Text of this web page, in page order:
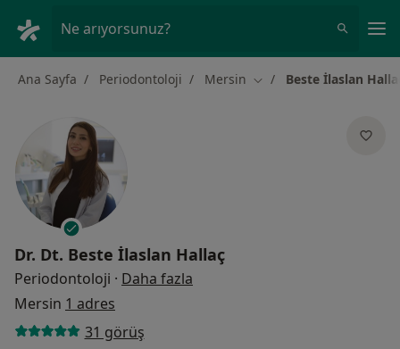
Ne arıyorsunuz?
Ana Sayfa Periodontoloji Mersin Şehir değiştir
Beste İlaslan
Dr. Dt. Beste İlaslan Hallaç
Periodontoloji · Daha fazla
Mersin 1 adres
31 görüş